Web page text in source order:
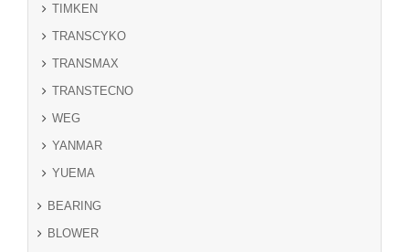
TIMKEN
TRANSCYKO
TRANSMAX
TRANSTECNO
WEG
YANMAR
YUEMA
BEARING
BLOWER